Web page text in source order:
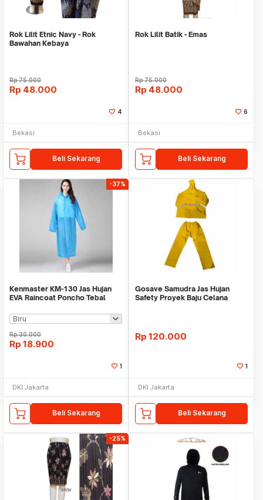
Rok Lilit Etnic Navy - Rok
Bawahan Kebaya
Rp75.000
Rp 48.000
4
Bekasi
Beli Sekarang
Rok Lilit Batik - Emas
Rp75.000
Rp 48.000
6
Bekasi
Beli Sekarang
-37%
Kenmaster KM-130 Jas Hujan
EVA Raincoat Poncho Tebal
Rp30.000
Rp 18.900
1
DKI Jakarta
Beli Sekarang
Gosave Samudra Jas Hujan
Safety Proyek Baju Celana
Rp 120.000
1
DKI Jakarta
Beli Sekarang
-25%